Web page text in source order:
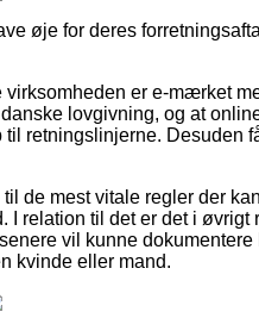
øje for deres
er e-mærket
lovgivning, og at
retningslinjerne. Desuden
de mest vitale regler der
relation til det er det i øvrigt
vil kunne
kvinde eller mand.